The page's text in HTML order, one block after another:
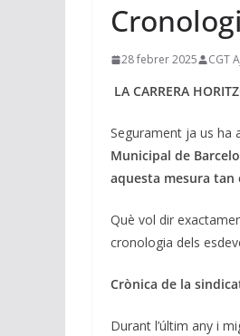
28 febrer 2025 CGT
LA CARRERA
Segurament ja us ha
Municipal de
aquesta mesura tan
Què vol dir
cronologia dels
Crònica de la
Durant l’últim any i